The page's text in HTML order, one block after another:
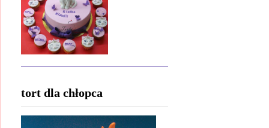
tort dla chłopca